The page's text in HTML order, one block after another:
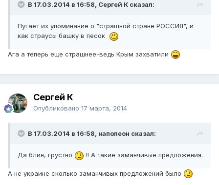
В 17.03.2014 в 16:58, Сергей К сказал:
Пугает их упоминание о "страшной стране РОССИЯ", и
как страусы башку в песок
Ага а теперь еще страшнее-ведь Крым захватили
Сергей К
Опубликовано 17 марта, 2014
В 17.03.2014 в 16:58, наполеон сказал:
Да блин, грустно !! А такие заманчивые предложения.
А не украине сколько заманчивых предложений было